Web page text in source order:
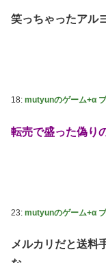
笑っちゃったアル
18: mutyunのゲーム+α
転売で盛った偽り
23: mutyunのゲーム+α
メルカリだと送料